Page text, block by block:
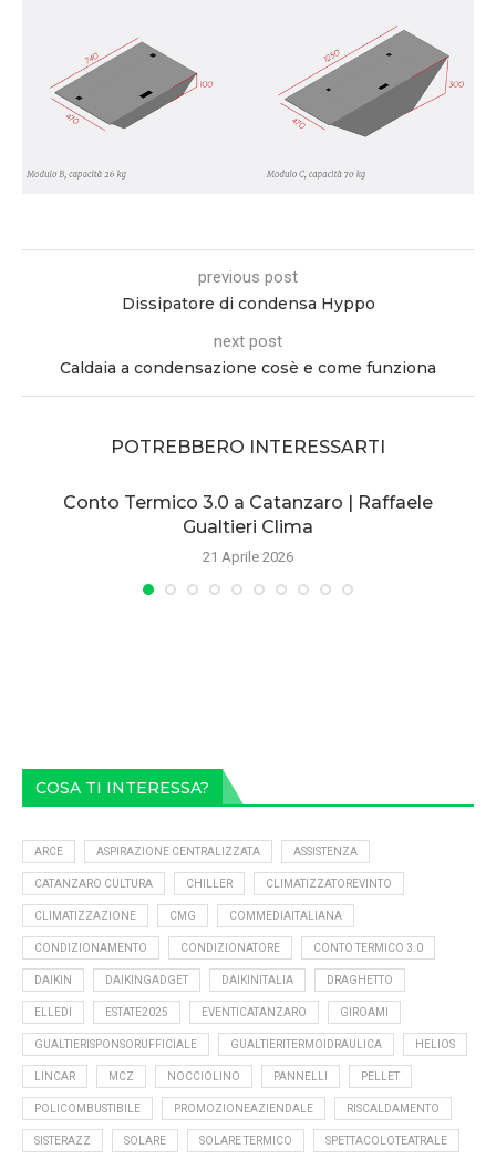
previous post
Dissipatore di condensa Hyppo
next post
Caldaia a condensazione cosè e come funziona
POTREBBERO INTERESSARTI
Conto Termico 3.0 a Catanzaro | Raffaele
Gualtieri Clima
21 Aprile 2026
COSA TI INTERESSA?
ARCE ASPIRAZIONE CENTRALIZZATA ASSISTENZA
CATANZARO CULTURA CHILLER CLIMATIZZATOREVINTO
CLIMATIZZAZIONE CMG COMMEDIAITALIANA
CONDIZIONAMENTO CONDIZIONATORE CONTO TERMICO 3.0
DAIKIN DAIKINGADGET DAIKINITALIA DRAGHETTO
ELLEDI ESTATE2025 EVENTICATANZARO GIROAMI
GUALTIERISPONSORUFFICIALE GUALTIERITERMOIDRAULICA HELIOS
LINCAR MCZ NOCCIOLINO PANNELLI PELLET
POLICOMBUSTIBILE PROMOZIONEAZIENDALE RISCALDAMENTO
SISTERAZZ SOLARE SOLARE TERMICO SPETTACOLOTEATRALE